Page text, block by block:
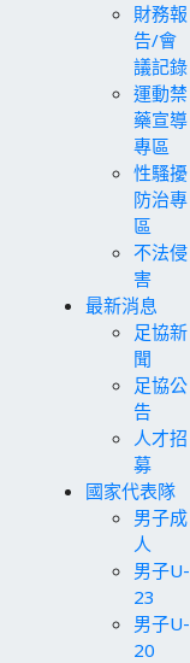
財務報
告/會
議記錄
運動禁
藥宣導
專區
性騷擾
防治專
區
不法侵
害
最新消息
足協新
聞
足協公
告
人才招
募
國家代表隊
男子成
人
男子U-
23
男子U-
20